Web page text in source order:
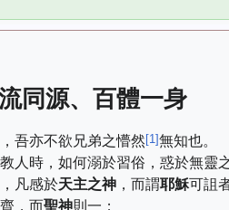
同源、百體一身
吾亦不欲兄弟之懵然[1]無知也。
人時，如何溺於習俗，惑於無靈
凡感於天主之神 ，而謂耶穌可詛
，而聖神則一；